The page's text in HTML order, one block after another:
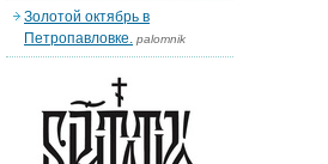
Золотой октябрь в
Петропавловке. palomnik